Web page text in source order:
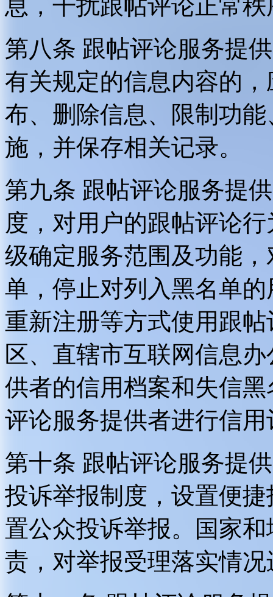
息，干扰跟帖评论正常
第八条 跟帖评论服务提
有关规定的信息内容的
布、删除信息、限制功
施，并保存相关记录。
第九条 跟帖评论服务提
度，对用户的跟帖评论
级确定服务范围及功能
单，停止对列入黑名单
重新注册等方式使用跟
区、直辖市互联网信息
供者的信用档案和失信
评论服务提供者进行信用
第十条 跟帖评论服务提
投诉举报制度，设置便
置公众投诉举报。国家
责，对举报受理落实情